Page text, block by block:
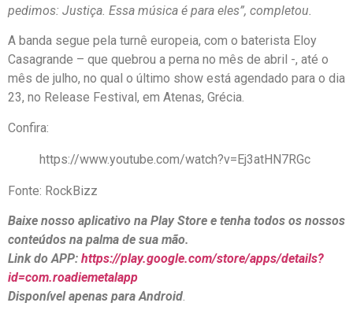
pedimos: Justiça. Essa música é para eles”, completou.
A banda segue pela turnê europeia, com o baterista Eloy
Casagrande – que quebrou a perna no mês de abril -, até o
mês de julho, no qual o último show está agendado para o dia
23, no Release Festival, em Atenas, Grécia.
Confira:
https://www.youtube.com/watch?v=Ej3atHN7RGc
Fonte: RockBizz
Baixe nosso aplicativo na Play Store e tenha todos os nossos
conteúdos na palma de sua mão.
Link do APP: https://play.google.com/store/apps/details?
id=com.roadiemetalapp
Disponível apenas para Android.